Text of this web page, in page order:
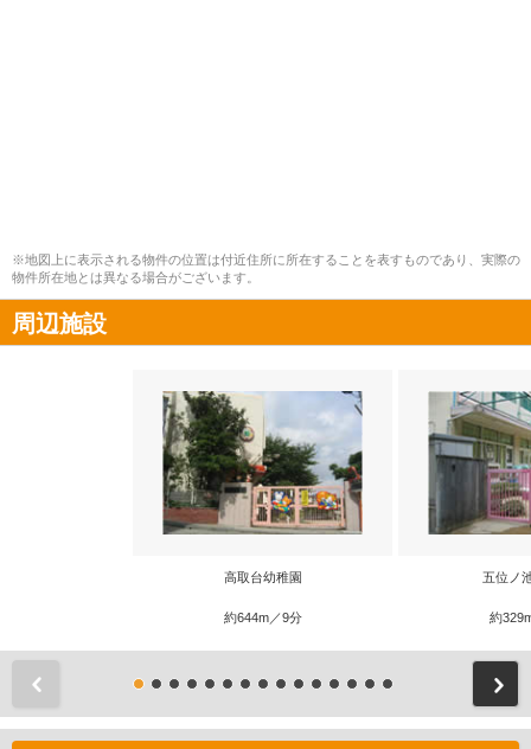
※地図上に表示される物件の位置は付近住所に所在することを表すものであり、実際の
物件所在地とは異なる場合がございます。
周辺施設
高取台幼稚園
約644m／9分
五位ノ
約